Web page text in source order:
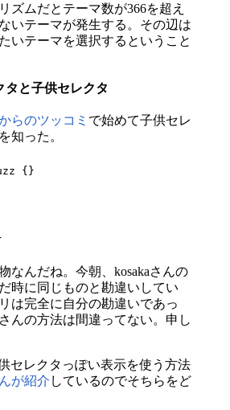
ズムだとテーマ数が366を超え
いテーマが発生する。その辺は
いテーマを選択するということ
タと子供セレクタ
らのツッコミ で始めて子供セレ
知った。
{}
なんだね。今朝、kosakaさんの
時に同じものと勘違いしてい
は完全に自分の勘違いであっ
んの方法は間違ってない。申し
セレクタっぽい表示を使う方法
が紹介 しているのでそちらをど